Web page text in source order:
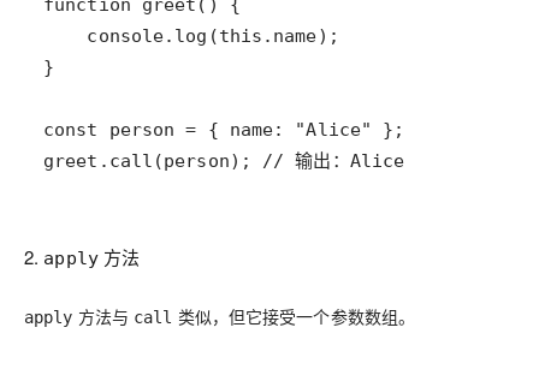
greet.call(person); // 输出：Alice
2. apply方法
apply 方法与 call 类似，但它接受一个参数数组。